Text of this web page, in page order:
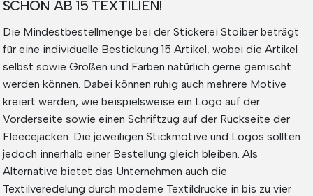
SCHON AB 15 TEXTILIEN!
Die Mindestbestellmenge bei der Stickerei Stoiber beträgt
für eine individuelle Bestickung 15 Artikel, wobei die Artikel
selbst sowie Größen und Farben natürlich gerne gemischt
werden können. Dabei können ruhig auch mehrere Motive
kreiert werden, wie beispielsweise ein Logo auf der
Vorderseite sowie einen Schriftzug auf der Rückseite der
Fleecejacken. Die jeweiligen Stickmotive und Logos sollten
jedoch innerhalb einer Bestellung gleich bleiben. Als
Alternative bietet das Unternehmen auch die
Textilveredelung durch moderne Textildrucke in bis zu vier